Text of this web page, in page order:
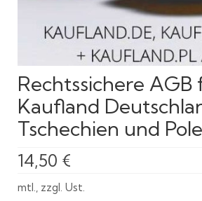
Rechtssichere AGB
Kaufland
Tschechien und
14,50 €
mtl., zzgl. Ust.